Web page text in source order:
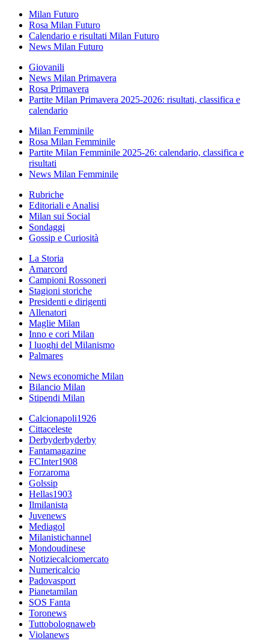
Milan Futuro
Rosa Milan Futuro
Calendario e risultati Milan Futuro
News Milan Futuro
Giovanili
News Milan Primavera
Rosa Primavera
Partite Milan Primavera 2025-2026: risultati, classifica e
calendario
Milan Femminile
Rosa Milan Femminile
Partite Milan Femminile 2025-26: calendario, classifica e
risultati
News Milan Femminile
Rubriche
Editoriali e Analisi
Milan sui Social
Sondaggi
Gossip e Curiosità
La Storia
Amarcord
Campioni Rossoneri
Stagioni storiche
Presidenti e dirigenti
Allenatori
Maglie Milan
Inno e cori Milan
I luoghi del Milanismo
Palmares
News economiche Milan
Bilancio Milan
Stipendi Milan
Calcionapoli1926
Cittaceleste
Derbyderbyderby
Fantamagazine
FCInter1908
Forzaroma
Golssip
Hellas1903
Ilmilanista
Juvenews
Mediagol
Milanistichannel
Mondoudinese
Notiziecalciomercato
Numericalcio
Padovasport
Pianetamilan
SOS Fanta
Toronews
Tuttobolognaweb
Violanews